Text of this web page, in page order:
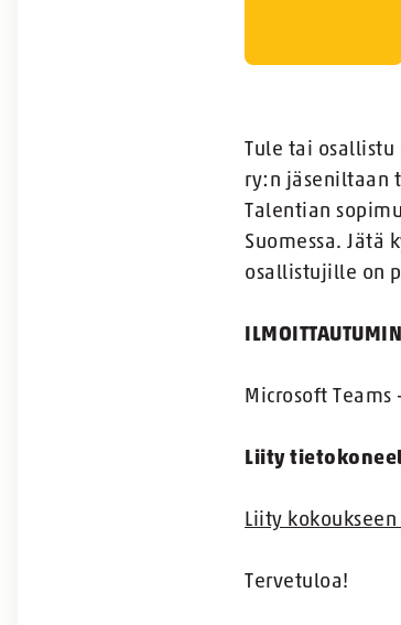
Tule tai osallistu
ry:n jäseniltaan
Talentian
Suomessa.
osallistujille on
Microsoft Teams
Liity
Liity
Tervetuloa!